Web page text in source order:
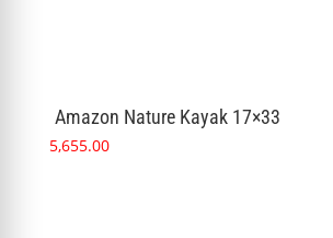
Amazon Nature Kayak 17×33
5,655.00